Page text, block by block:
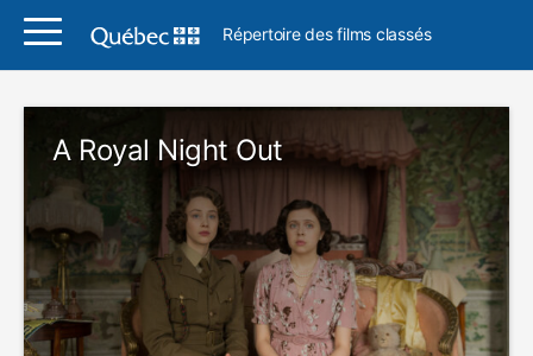
Répertoire des films classés
A Royal Night Out